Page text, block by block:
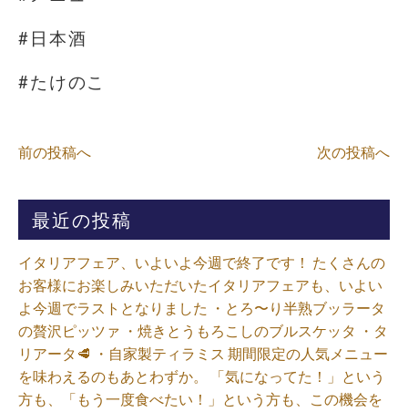
#日本酒
#たけのこ
前の投稿へ 次の投稿へ
最近の投稿
イタリアフェア、いよいよ今週で終了です！ たくさんの
お客様にお楽しみいただいたイタリアフェアも、いよい
よ今週でラストとなりました ・とろ〜り半熟ブッラータ
の贅沢ピッツァ ・焼きとうもろこしのブルスケッタ ・タ
リアータ🥩 ・自家製ティラミス 期間限定の人気メニュー
を味わえるのもあとわずか。 「気になってた！」という
方も、「もう一度食べたい！」という方も、この機会を